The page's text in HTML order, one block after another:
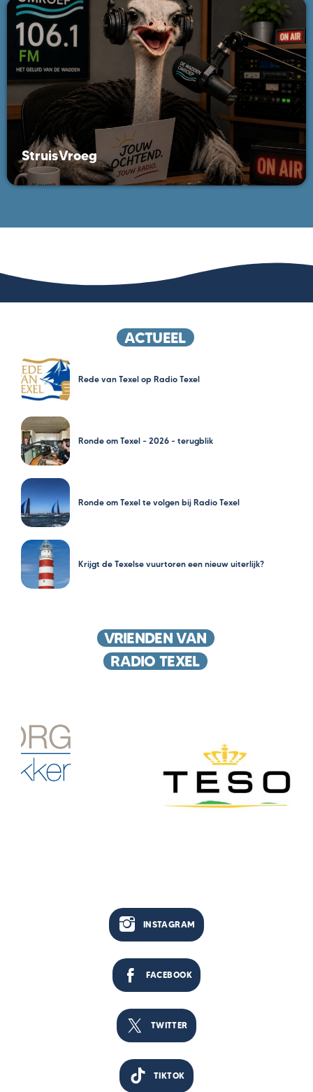
StruisVroeg
ACTUEEL
Rede van Texel op Radio Texel
Ronde om Texel – 2026 – terugblik
Ronde om Texel te volgen bij Radio Texel
Krijgt de Texelse vuurtoren een nieuw uiterlijk?
VRIENDEN VAN
RADIO TEXEL
INSTAGRAM
FACEBOOK
TWITTER
TIKTOK